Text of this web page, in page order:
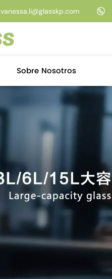
vanessa.li@glasskp.com
Sobre Nosotros